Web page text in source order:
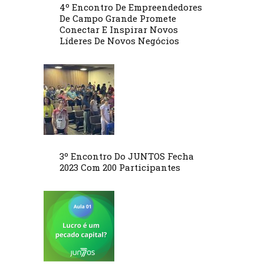
4º Encontro De Empreendedores
De Campo Grande Promete
Conectar E Inspirar Novos
Líderes De Novos Negócios
3º Encontro Do JUNTOS Fecha
2023 Com 200 Participantes